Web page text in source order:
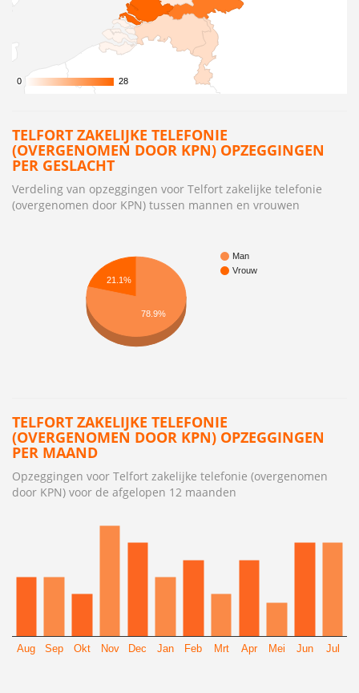
0
0 28
28
TELFORT ZAKELIJKE TELEFONIE
(OVERGENOMEN DOOR KPN) OPZEGGINGEN
PER GESLACHT
Verdeling van opzeggingen voor Telfort zakelijke telefonie
(overgenomen door KPN) tussen mannen en vrouwen
Man
Vrouw
21.1%
78.9%
TELFORT ZAKELIJKE TELEFONIE
(OVERGENOMEN DOOR KPN) OPZEGGINGEN
PER MAAND
Opzeggingen voor Telfort zakelijke telefonie (overgenomen
door KPN) voor de afgelopen 12 maanden
Aug Sep Okt Nov Dec Jan Feb Mrt Apr Mei Jun Jul